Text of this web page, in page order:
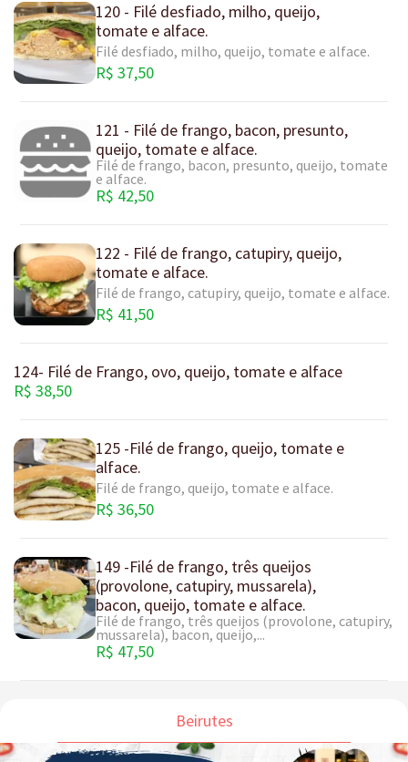
120 - Filé desfiado, milho, queijo,
tomate e alface.
Filé desfiado, milho, queijo, tomate e alface.
R$ 37,50
121 - Filé de frango, bacon, presunto,
queijo, tomate e alface.
Filé de frango, bacon, presunto, queijo, tomate
e alface.
R$ 42,50
122 - Filé de frango, catupiry, queijo,
tomate e alface.
Filé de frango, catupiry, queijo, tomate e alface.
R$ 41,50
124- Filé de Frango, ovo, queijo, tomate e alface
R$ 38,50
125 -Filé de frango, queijo, tomate e
alface.
Filé de frango, queijo, tomate e alface.
R$ 36,50
149 -Filé de frango, três queijos
(provolone, catupiry, mussarela),
bacon, queijo, tomate e alface.
Filé de frango, três queijos (provolone, catupiry,
mussarela), bacon, queijo,...
R$ 47,50
Beirutes